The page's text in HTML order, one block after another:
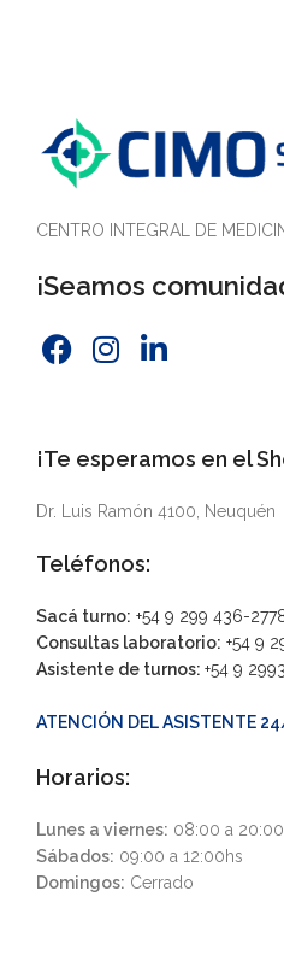
CENTRO INTEGRAL DE
¡Seamos
¡Te esperamos en el
Dr. Luis Ramón 4100, Neuquén
Teléfonos:
Sacá turno: +54 9 299 436-
Consultas laboratorio: +54 9
Asistente de turnos: +54 9
ATENCIÓN DEL ASISTENTE
Horarios:
Lunes a viernes: 08:00 a 20:00.
Sábados: 09:00 a 12:00hs
Domingos: Cerrado